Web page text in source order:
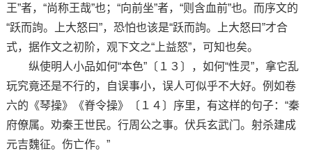
王”者，“尚称王哉”也；“向前坐”者，“则含血前”也。而序文的
“跃而訽。上大怒曰”，恐怕也该是“跃而訽。上大怒曰”才合
式，据作文之初阶，观下文之“上益怒”，可知也矣。
纵使明人小品如何“本色”〔１３〕，如何“性灵”，拿它乱
玩究竟还是不行的，自误事小，误人可似乎不大好。例如卷
六的《琴操》《脊令操》〔１４〕序里，有这样的句子：“秦
府僚属。劝秦王世民。行周公之事。伏兵玄武门。射杀建成
元吉魏征。伤亡作。”